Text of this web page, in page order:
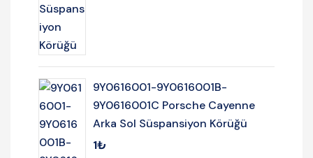
9Y0616001-9Y0616001B-
9Y0616001C Porsche Cayenne
Arka Sol Süspansiyon Körüğü
1₺